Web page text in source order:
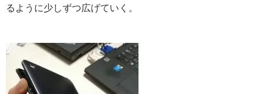
るように少しずつ広げていく。